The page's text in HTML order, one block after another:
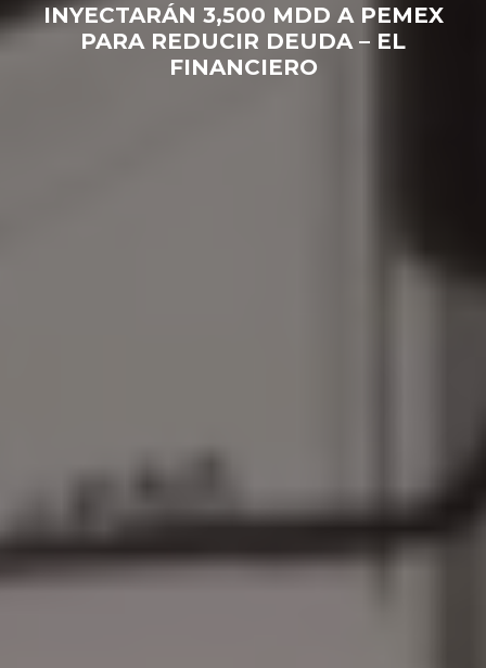
INYECTARÁN 3,500 MDD A PEMEX
PARA REDUCIR DEUDA – EL
FINANCIERO